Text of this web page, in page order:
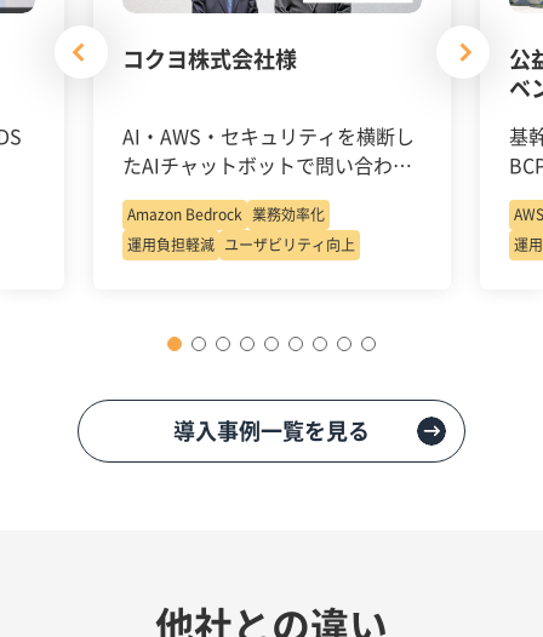
コクヨ株式会社様
AI・AWS・セキュリティを横断し
たAIチャットボットで問い合わせ
Amazon Bedrock 業務効率化
運用負担軽減 ユーザビリティ向上
公
ベ
基
運
導入事例一覧を見る
他社との違い